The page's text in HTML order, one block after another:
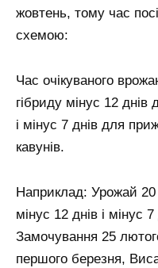
жовтень, тому час
схемою:
Час очікуваного
гібриду мінус 12 днів
і мінус 7 днів для
кавунів.
Наприклад: Урожай 20
мінус 12 днів і мінус
Замочування 25
першого березня,